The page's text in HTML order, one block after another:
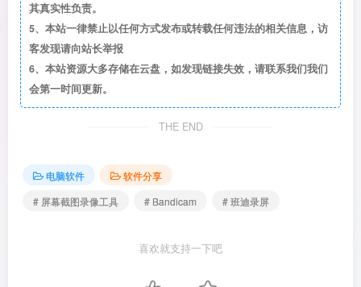
其真实性负责。
5、本站一律禁止以任何方式发布或转载任何违法的相关信息，访
客发现请向站长举报
6、本站资源大多存储在云盘，如发现链接失效，请联系我们我们
会第一时间更新。
THE END
电脑软件
软件分享
# 屏幕截图录像工具
# Bandicam # 班迪录屏
喜欢就支持一下吧